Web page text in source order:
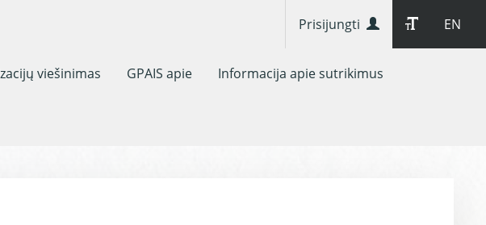
EN
Prisijungti
viešinimas GPAIS apie Informacija apie sutrikimus